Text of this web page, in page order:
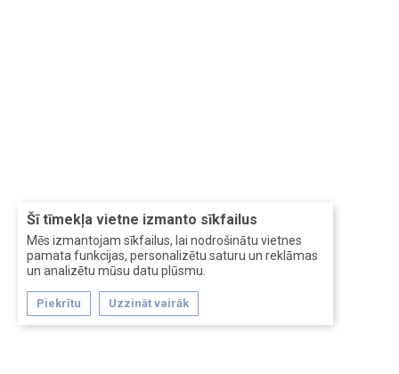
Šī tīmekļa vietne izmanto sīkfailus
Mēs izmantojam sīkfailus, lai nodrošinātu vietnes
pamata funkcijas, personalizētu saturu un reklāmas
un analizētu mūsu datu plūsmu.
Piekrītu Uzzināt vairāk